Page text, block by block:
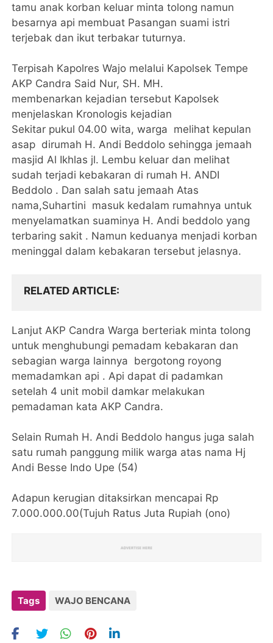
tamu anak korban keluar minta tolong namun
besarnya api membuat Pasangan suami istri
terjebak dan ikut terbakar tuturnya.
Terpisah Kapolres Wajo melalui Kapolsek Tempe
AKP Candra Said Nur, SH. MH.
membenarkan kejadian tersebut Kapolsek
menjelaskan Kronologis kejadian
Sekitar pukul 04.00 wita, warga melihat kepulan
asap dirumah H. Andi Beddolo sehingga jemaah
masjid Al Ikhlas jl. Lembu keluar dan melihat
sudah terjadi kebakaran di rumah H. ANDI
Beddolo . Dan salah satu jemaah Atas
nama,Suhartini masuk kedalam rumahnya untuk
menyelamatkan suaminya H. Andi beddolo yang
terbaring sakit . Namun keduanya menjadi korban
meninggal dalam kebakaran tersebut jelasnya.
RELATED ARTICLE
Lanjut AKP Candra Warga berteriak minta tolong
untuk menghubungi pemadam kebakaran dan
sebagian warga lainnya bergotong royong
memadamkan api . Api dapat di padamkan
setelah 4 unit mobil damkar melakukan
pemadaman kata AKP Candra.
Selain Rumah H. Andi Beddolo hangus juga salah
satu rumah panggung milik warga atas nama Hj
Andi Besse Indo Upe (54)
Adapun kerugian ditaksirkan mencapai Rp
7.000.000.00(Tujuh Ratus Juta Rupiah (ono)
Tags WAJO BENCANA